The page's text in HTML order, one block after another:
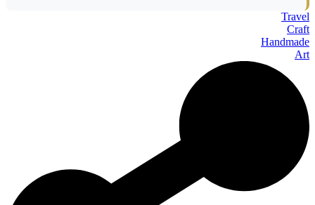
Travel
Craft
Handmade
Art